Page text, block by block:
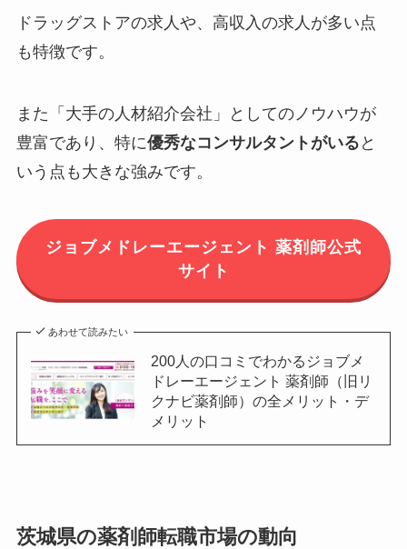
ドラッグストアの求人や、高収入の求人が多い点
も特徴です。
また「大手の人材紹介会社」としてのノウハウが
豊富であり、特に優秀なコンサルタントがいる と
いう点も大きな強みです。
ジョブメドレーエージェント 薬剤師公式
サイト
あわせて読みたい
200人の口コミでわかるジョブメ
ドレーエージェント 薬剤師（旧リ
クナビ薬剤師）の全メリット・デ
メリット
茨城県の薬剤師転職市場の動向